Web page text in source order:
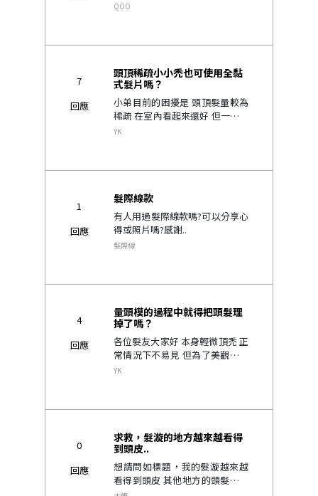
QOO
7
回應
頭頂稀疏小小禿也可使用全黏
式髮片嗎？
小弟目前的困擾是 頭頂髮量較為
稀疏 在室內看起來還好 但一遇到
陽光 頭頂的頭皮清晰可見。這樣
是微禿的話 是否能訂做全黏式..
YK
1
回應
髮際線款
有人用過髮際線款嗎?可以分享心
得或照片嗎?感謝..
髮際線
4
回應
量頭模的過程中就得把頭髮理
掉了嗎？
各位髮友大家好 本身輕微頂禿 正
常情況下不易見 但為了美觀跟造
型 我打算衝一頂全粘式的髮片 所
前短髮) 謝謝 ..
YK
0
回應
求救，髮漩的地方越來越看得
到頭皮..
想請問如標題，我的髮漩越來越
看得到頭皮 其他地方的頭髮都還